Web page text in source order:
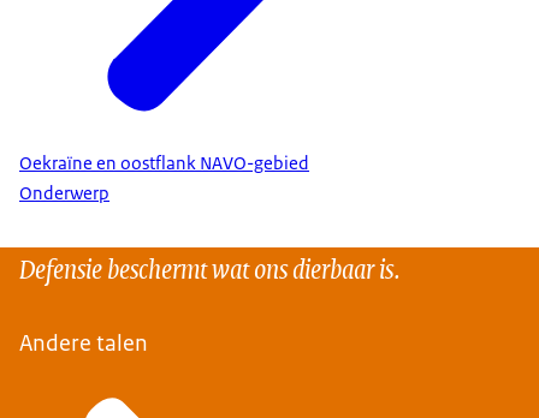
Oekraïne en oostflank NAVO-gebied
Onderwerp
Defensie beschermt wat ons dierbaar is.
Andere talen